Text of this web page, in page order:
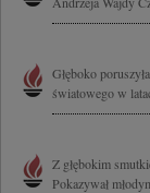
Głęboko
światowego w
Z głębokim
Pokazywał